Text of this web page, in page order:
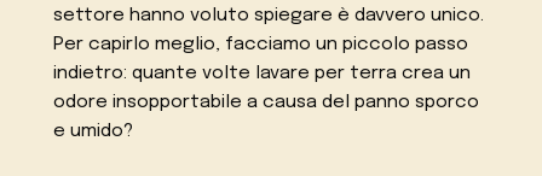
settore hanno voluto spiegare è davvero unico.
Per capirlo meglio, facciamo un piccolo passo
indietro: quante volte lavare per terra crea un
odore insopportabile a causa del panno sporco
e umido?